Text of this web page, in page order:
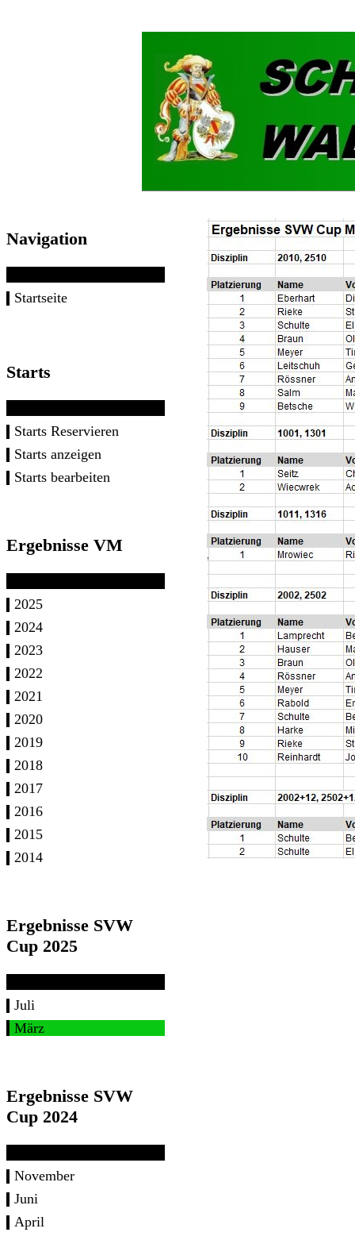
Navigation
Startseite
Starts
Starts Reservieren
Starts anzeigen
Starts bearbeiten
Ergebnisse VM
2025
2024
2023
2022
2021
2020
2019
2018
2017
2016
2015
2014
Ergebnisse SVW
Cup 2025
Juli
März
Ergebnisse SVW
Cup 2024
November
Juni
April